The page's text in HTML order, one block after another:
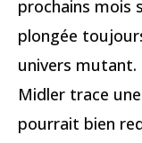
prochains mois
plongée
univers mutant.
Midler trace
pourrait bien